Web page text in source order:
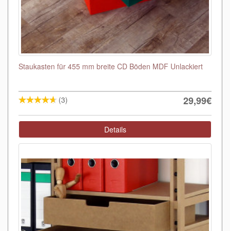
Staukasten für 455 mm breite CD Böden MDF Unlackiert
(3) 29,99€
Details